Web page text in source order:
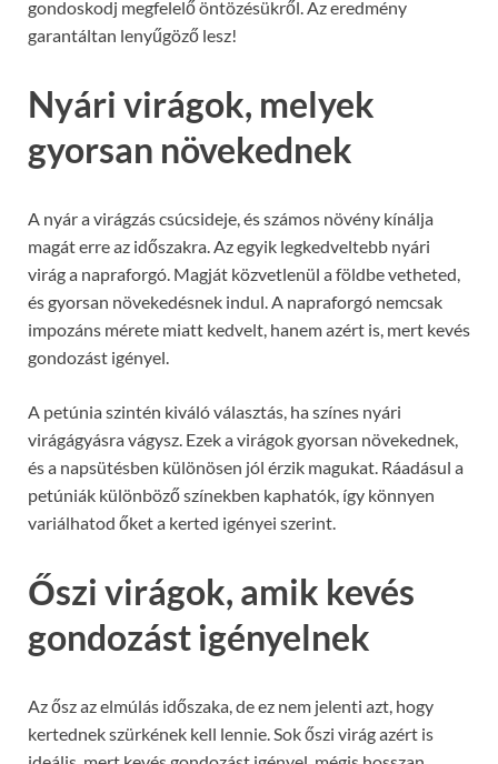
gondoskodj megfelelő öntözésükről. Az eredmény
garantáltan lenyűgöző lesz!
Nyári virágok, melyek
gyorsan növekednek
A nyár a virágzás csúcsideje, és számos növény kínálja
magát erre az időszakra. Az egyik legkedveltebb nyári
virág a napraforgó. Magját közvetlenül a földbe vetheted,
és gyorsan növekedésnek indul. A napraforgó nemcsak
impozáns mérete miatt kedvelt, hanem azért is, mert kevés
gondozást igényel.
A petúnia szintén kiváló választás, ha színes nyári
virágágyásra vágysz. Ezek a virágok gyorsan növekednek,
és a napsütésben különösen jól érzik magukat. Ráadásul a
petúniák különböző színekben kaphatók, így könnyen
variálhatod őket a kerted igényei szerint.
Őszi virágok, amik kevés
gondozást igényelnek
Az ősz az elmúlás időszaka, de ez nem jelenti azt, hogy
kertednek szürkének kell lennie. Sok őszi virág azért is